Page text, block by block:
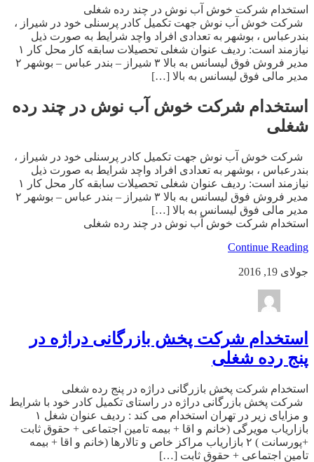
استخدام شرکت خوش آب نوش در چند رده شغلی
شرکت خوش آب نوش جهت تکمیل کادر پرسنلی خود در شیراز ،
بندرعباس ، بوشهر به تعدادی افراد واچد شرایط به صورت ذیل
نیازمند است: ردیف عنوان شغلی تحصیلات سابقه کار محل کار ۱
مدیر فروش فوق لیسانس به بالا ۳ شیراز – بندر عباس – بوشهر ۲
مدیر مالی فوق لیسانس به بالا […]
استخدام شرکت خوش آب نوش در چند رده
شغلی
شرکت خوش آب نوش جهت تکمیل کادر پرسنلی خود در شیراز ،
بندرعباس ، بوشهر به تعدادی افراد واچد شرایط به صورت ذیل
نیازمند است: ردیف عنوان شغلی تحصیلات سابقه کار محل کار ۱
مدیر فروش فوق لیسانس به بالا ۳ شیراز – بندر عباس – بوشهر ۲
مدیر مالی فوق لیسانس به بالا […]
استخدام شرکت خوش آب نوش در چند رده شغلی
Continue Reading
جولای 19, 2016
استخدام شرکت پخش بازرگانی دراژه در
پنج رده شغلی
استخدام شرکت پخش بازرگانی دراژه در پنج رده شغلی
شرکت پخش بازرگانی دراژه در راستای تکمیل کادر خود با شرایط
و مزایای زیر در تهران استخدام می کند : ردیف عنوان شغل ۱
بازاریاب مویرگی (خانم و اقا + بیمه تامین اجتماعی + حقوق ثابت
+پورسانت ) ۲ بازاریاب مراکز خاص و تالارها (خانم و اقا + بیمه
تامین اجتماعی + حقوق ثابت […]